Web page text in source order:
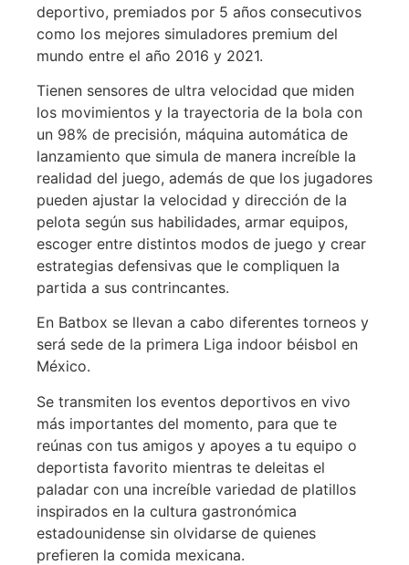
deportivo, premiados por 5 años consecutivos
como los mejores simuladores premium del
mundo entre el año 2016 y 2021.
Tienen sensores de ultra velocidad que miden
los movimientos y la trayectoria de la bola con
un 98% de precisión, máquina automática de
lanzamiento que simula de manera increíble la
realidad del juego, además de que los jugadores
pueden ajustar la velocidad y dirección de la
pelota según sus habilidades, armar equipos,
escoger entre distintos modos de juego y crear
estrategias defensivas que le compliquen la
partida a sus contrincantes.
En Batbox se llevan a cabo diferentes torneos y
será sede de la primera Liga indoor béisbol en
México.
Se transmiten los eventos deportivos en vivo
más importantes del momento, para que te
reúnas con tus amigos y apoyes a tu equipo o
deportista favorito mientras te deleitas el
paladar con una increíble variedad de platillos
inspirados en la cultura gastronómica
estadounidense sin olvidarse de quienes
prefieren la comida mexicana.